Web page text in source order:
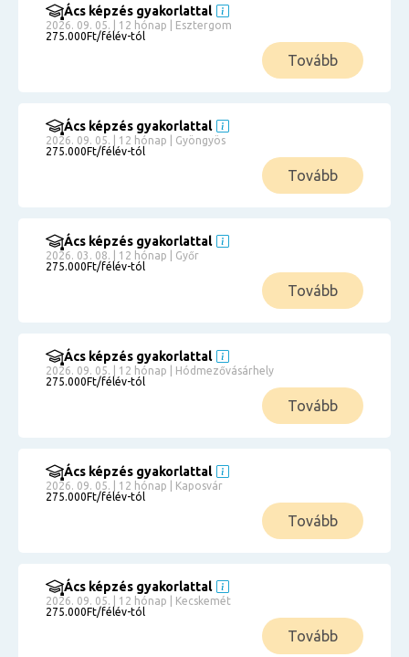
Ács képzés gyakorlattal
2026. 09. 05. | 12 hónap | Esztergom
275.000Ft/félév-tól
Tovább
Ács képzés gyakorlattal
2026. 09. 05. | 12 hónap | Gyöngyös
275.000Ft/félév-tól
Tovább
Ács képzés gyakorlattal
2026. 03. 08. | 12 hónap | Győr
275.000Ft/félév-tól
Tovább
Ács képzés gyakorlattal
2026. 09. 05. | 12 hónap | Hódmezővásárhely
275.000Ft/félév-tól
Tovább
Ács képzés gyakorlattal
2026. 09. 05. | 12 hónap | Kaposvár
275.000Ft/félév-tól
Tovább
Ács képzés gyakorlattal
2026. 09. 05. | 12 hónap | Kecskemét
275.000Ft/félév-tól
Tovább